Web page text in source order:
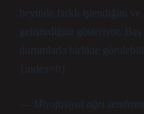
beyinde farklı işlendiğini ve
geliştirdiğini gösteriyor.
durumlarla birlikte
{index=0}
— Miyofasiyal ağrı